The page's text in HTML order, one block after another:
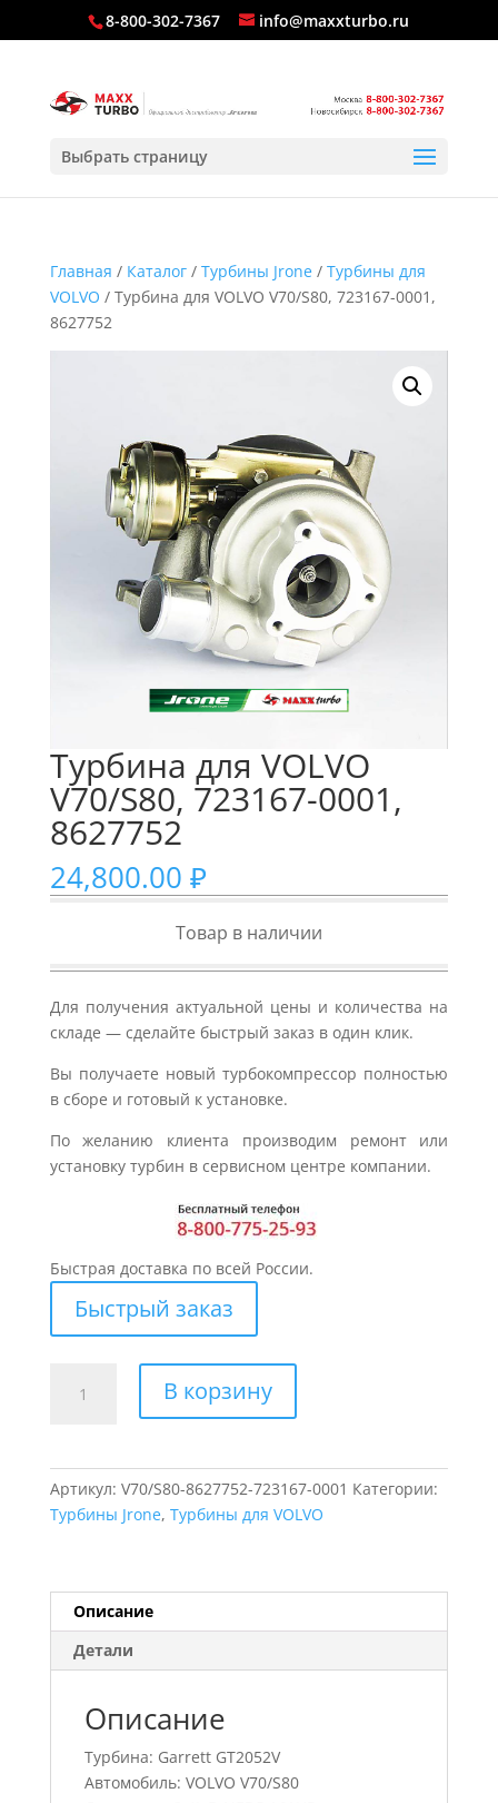
8-800-302-7367 info@maxxturbo.ru
Выбрать страницу
Главная / Каталог/ Турбины Jrone/ Турбины для
VOLVO / Турбина для VOLVO V70/S80, 723167-0001,
8627752
Турбина для VOLVO
V70/S80, 723167-0001,
8627752
24,800.00 ₽
Товар в наличии
Для получения актуальной цены и количества на
складе — сделайте быстрый заказ в один клик.
Вы получаете новый турбокомпрессор полностью
в сборе и готовый к установке.
По желанию клиента производим ремонт или
установку турбин в сервисном центре компании.
Быстрая доставка по всей России.
Быстрый заказ
товара
V70/S80,
723167-
В корзину
Артикул: V70/S80-8627752-723167-0001 Категории:
Турбины Jrone, Турбины для VOLVO
Описание
Детали
Описание
Турбина: Garrett GT2052V
Автомобиль: VOLVO V70/S80